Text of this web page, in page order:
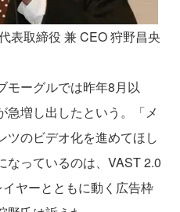
表取締役 兼 CEO 狩野昌央
ーグルでは昨年8月以
急増し出したという。「メ
ツのビデオ化を進めてほし
なっているのは、VAST 2.0
ヤーとともに動く広告枠